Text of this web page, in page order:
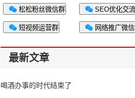
松松粉丝微信群 SEO优化交
短视频运营群 网络推广微
最新文章
喝酒办事的时代结束了